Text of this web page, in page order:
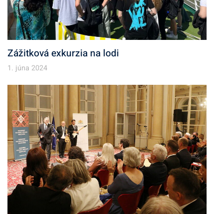
Zážitková exkurzia na lodi
1. júna 2024